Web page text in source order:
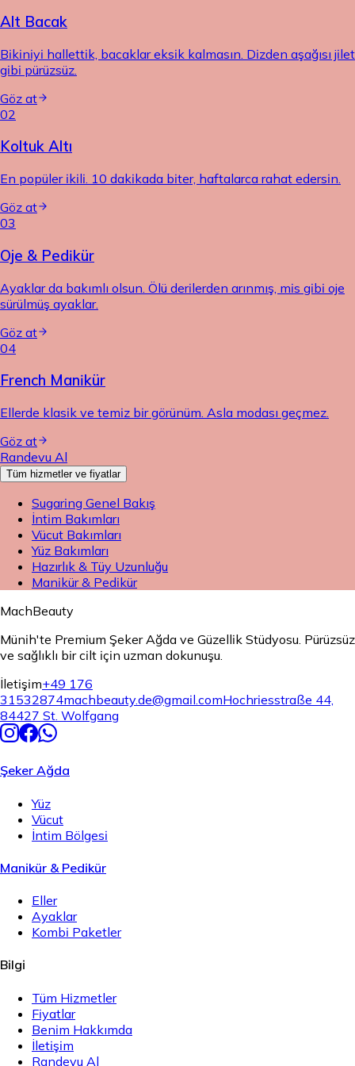
Alt Bacak
Bikiniyi hallettik, bacaklar eksik kalmasın. Dizden aşağısı jilet
gibi pürüzsüz.
Göz at
02
Koltuk Altı
En popüler ikili. 10 dakikada biter, haftalarca rahat edersin.
Göz at
03
Oje & Pedikür
Ayaklar da bakımlı olsun. Ölü derilerden arınmış, mis gibi oje
sürülmüş ayaklar.
Göz at
04
French Manikür
Ellerde klasik ve temiz bir görünüm. Asla modası geçmez.
Göz at
Randevu Al
Tüm hizmetler ve fiyatlar
Sugaring Genel Bakış
İntim Bakımları
Vücut Bakımları
Yüz Bakımları
Hazırlık & Tüy Uzunluğu
Manikür & Pedikür
MachBeauty
Münih'te Premium Şeker Ağda ve Güzellik Stüdyosu. Pürüzsüz
ve sağlıklı bir cilt için uzman dokunuşu.
İletişim+49 176
31532874machbeauty.de@gmail.comHochriesstraße 44,
84427 St. Wolfgang
Şeker Ağda
Yüz
Vücut
İntim Bölgesi
Manikür & Pedikür
Eller
Ayaklar
Kombi Paketler
Bilgi
Tüm Hizmetler
Fiyatlar
Benim Hakkımda
İletişim
Randevu Al